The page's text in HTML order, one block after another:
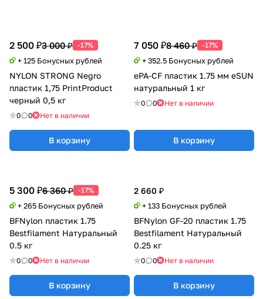
2 500 ₽3 000 ₽ -17%
+ 125 Бонусных рублей
NYLON STRONG Negro
пластик 1,75 PrintProduct
черный 0,5 кг
0 0 Нет в наличии
В корзину
7 050 ₽8 460 ₽ -17%
+ 352.5 Бонусных рублей
ePA-CF пластик 1.75 мм eSUN
натуральный 1 кг
0 0 Нет в наличии
В корзину
5 300 ₽6 360 ₽ -17%
+ 265 Бонусных рублей
BFNylon пластик 1.75
Bestfilament Натуральный
0.5 кг
0 0 Нет в наличии
В корзину
2 660 ₽
+ 133 Бонусных рублей
BFNylon GF-20 пластик 1.75
Bestfilament Натуральный
0.25 кг
0 0 Нет в наличии
В корзину